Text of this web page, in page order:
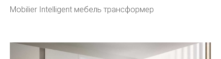
Mobilier Intelligent мебель трансформер